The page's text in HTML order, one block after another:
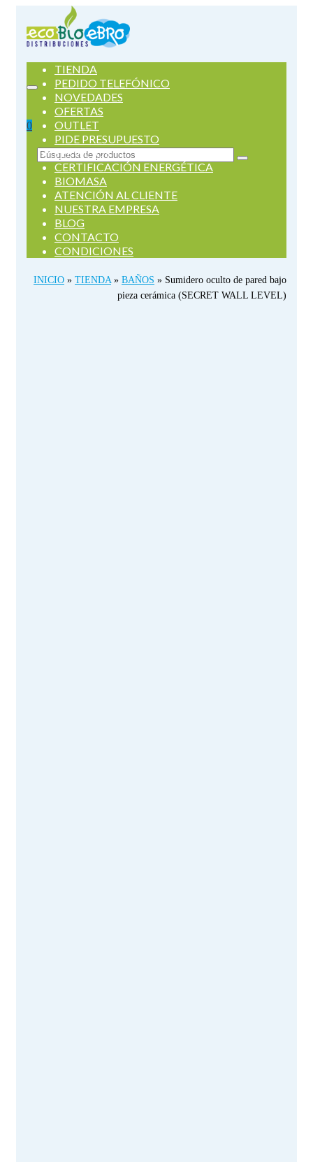
0
Buscar
por:
TIENDA
PEDIDO TELEFÓNICO
NOVEDADES
OFERTAS
OUTLET
PIDE PRESUPUESTO
SERVICIOS
CERTIFICACIÓN ENERGÉTICA
BIOMASA
ATENCIÓN AL CLIENTE
NUESTRA EMPRESA
BLOG
CONTACTO
CONDICIONES
INICIO » TIENDA » BAÑOS » Sumidero oculto de pared bajo
pieza cerámica (SECRET WALL LEVEL)